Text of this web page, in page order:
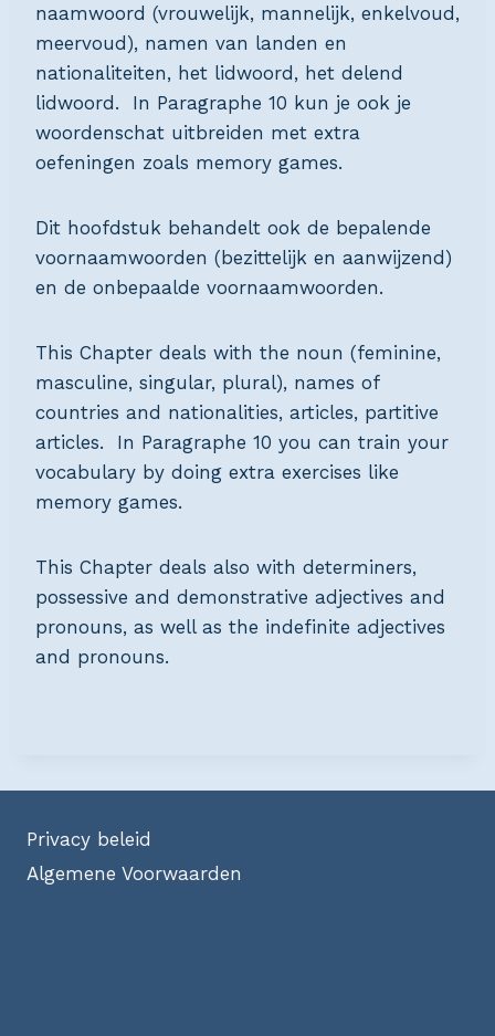
naamwoord (vrouwelijk, mannelijk, enkelvoud,
meervoud), namen van landen en
nationaliteiten, het lidwoord, het delend
lidwoord. In Paragraphe 10 kun je ook je
woordenschat uitbreiden met extra
oefeningen zoals memory games.
Dit hoofdstuk behandelt ook de bepalende
voornaamwoorden (bezittelijk en aanwijzend)
en de onbepaalde voornaamwoorden.
This Chapter deals with the noun (feminine,
masculine, singular, plural), names of
countries and nationalities, articles, partitive
articles. In Paragraphe 10 you can train your
vocabulary by doing extra exercises like
memory games.
This Chapter deals also with determiners,
possessive and demonstrative adjectives and
pronouns, as well as the indefinite adjectives
and pronouns.
Privacy beleid
Algemene Voorwaarden